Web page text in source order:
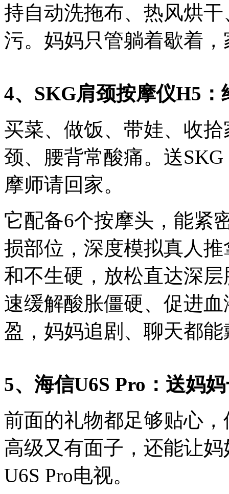
持自动洗拖布、热风烘
污。妈妈只管躺着歇着
4、SKG肩颈按摩仪H5
买菜、做饭、带娃、收
颈、腰背常酸痛。送
摩师请回家。
它配备6个按摩头，能紧
损部位，深度模拟真人
和不生硬，放松直达深
速缓解酸胀僵硬、促进
盈，妈妈追剧、聊天都
5、海信U6S Pro：送妈
前面的礼物都足够贴心
高级又有面子，还能让
U6S Pro电视。